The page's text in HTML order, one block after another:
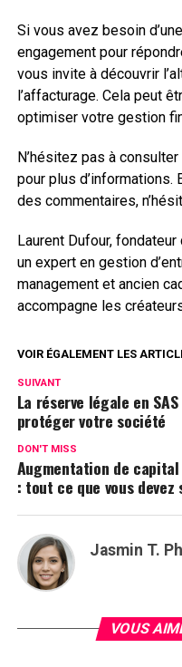
Si vous avez besoin
engagement pour
vous invite à découvrir
l’affacturage. Cela peut
optimiser votre gestion
N’hésitez pas à
pour plus
des commentaires,
Laurent Dufour,
un expert en gestion
management et ancien
accompagne les
VOIR ÉGALEMENT LES
SUIVANT
La réserve légale en
protéger votre société
DON'T MISS
Augmentation de
: tout ce que vous devez
Jasmin T.
VOUS